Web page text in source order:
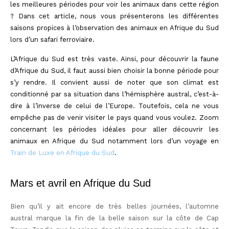
les meilleures périodes pour voir les animaux dans cette région
? Dans cet article, nous vous présenterons les différentes
saisons propices à l’observation des animaux en Afrique du Sud
lors d’un safari ferroviaire.
L’Afrique du Sud est très vaste. Ainsi, pour découvrir la faune
d’Afrique du Sud, il faut aussi bien choisir la bonne période pour
s’y rendre. Il convient aussi de noter que son climat est
conditionné par sa situation dans l’hémisphère austral, c’est-à-
dire à l’inverse de celui de l’Europe. Toutefois, cela ne vous
empêche pas de venir visiter le pays quand vous voulez. Zoom
concernant les périodes idéales pour aller découvrir les
animaux en Afrique du Sud notamment lors d’un voyage en
Train de Luxe en Afrique du Sud .
Mars et avril en Afrique du Sud
Bien qu’il y ait encore de très belles journées, l’automne
austral marque la fin de la belle saison sur la côte de Cap